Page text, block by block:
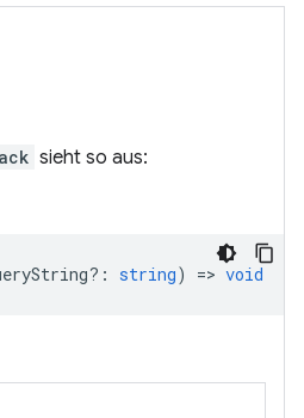
sieht so aus:
: string) => void